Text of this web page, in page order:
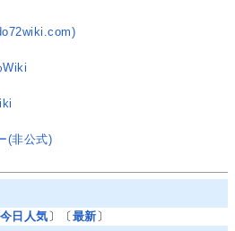
Wiki
(非公式)
今日人気〕〔最新〕